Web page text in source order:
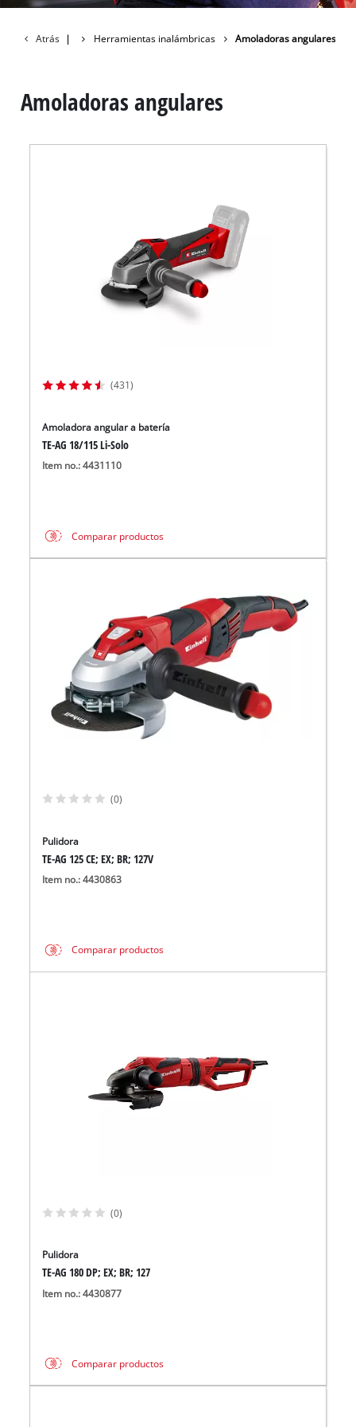
Atrás |
Taller Herramientas inalámbricas Amoladoras angulares
Amoladoras angulares
(431)
Amoladora angular a batería
TE-AG 18/115 Li-Solo
Item no.: 4431110
Comparar productos
(0)
Pulidora
TE-AG 125 CE; EX; BR; 127V
Item no.: 4430863
Comparar productos
(0)
Pulidora
TE-AG 180 DP; EX; BR; 127
Item no.: 4430877
Comparar productos